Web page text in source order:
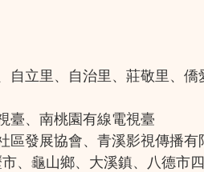
立里、自治里、莊敬里、
臺、南桃園有線電視臺
發展協會、青溪影視傳播有
、龜山鄉、大溪鎮、八德